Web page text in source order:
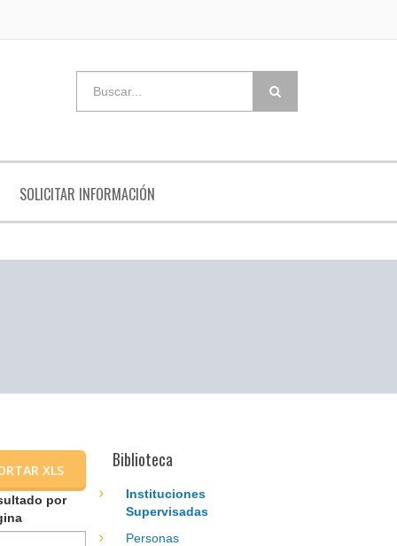
SOLICITAR INFORMACIÓN
XLS
por
Biblioteca
Instituciones
Supervisadas
Personas